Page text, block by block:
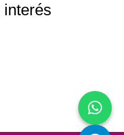
interés